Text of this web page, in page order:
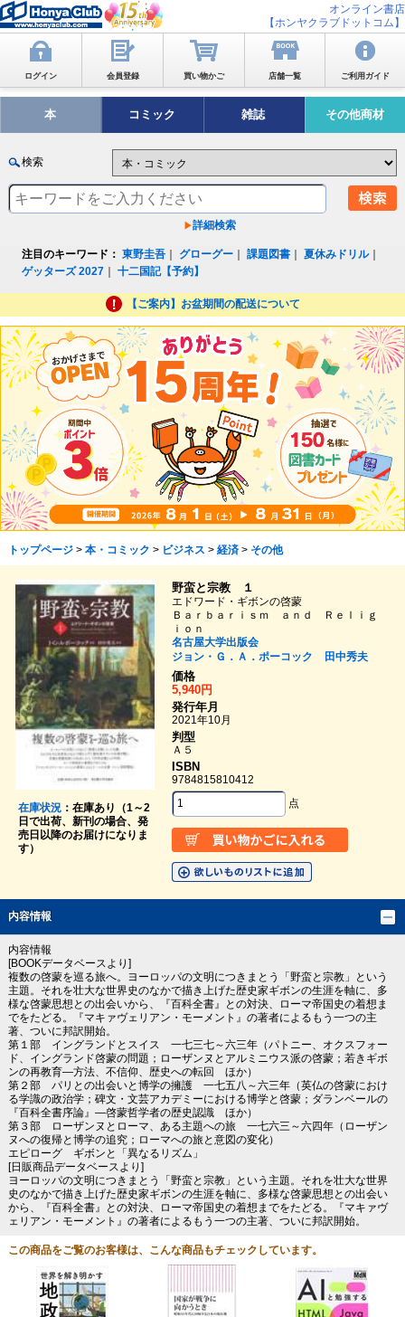
オンライン書店
【ホンヤクラブドットコム】
ログイン 会員登録 買い物かご 店舗一覧 ご利用ガイド
本 コミック 雑誌 その他商材
検索
詳細検索
注目のキーワード： 東野圭吾 グローグー ｜課題図書 ｜夏休みドリル｜
ゲッターズ 2027 ｜十二国記【予約】
【ご案内】お盆期間の配送について
トップページ> 本・コミック > ビジネス > 経済> その他
在庫状況：在庫あり（1～2
日で出荷、新刊の場合、発
売日以降のお届けになりま
す）
野蛮と宗教 １
エドワード・ギボンの啓蒙
Ｂａｒｂａｒｉｓｍ ａｎｄ Ｒｅｌｉｇ
ｉｏｎ
名古屋大学出版会
ジョン・Ｇ．Ａ．ポーコック
田中秀夫
価格
5,940円
発行年月
2021年10月
判型
Ａ５
ISBN
9784815810412
点
内容情報
内容情報
[BOOKデータベースより]
複数の啓蒙を巡る旅へ。ヨーロッパの文明につきまとう「野蛮と宗教」という
主題。それを壮大な世界史のなかで描き上げた歴史家ギボンの生涯を軸に、多
様な啓蒙思想との出会いから、『百科全書』との対決、ローマ帝国史の着想ま
でをたどる。『マキァヴェリアン・モーメント』の著者によるもう一つの主
著、ついに邦訳開始。
第１部 イングランドとスイス 一七三七～六三年（パトニー、オクスフォー
ド、イングランド啓蒙の問題；ローザンヌとアルミニウス派の啓蒙；若きギボ
ンの再教育―方法、不信仰、歴史への転回 ほか）
第２部 パリとの出会いと博学の擁護 一七五八～六三年（英仏の啓蒙におけ
る学識の政治学；碑文・文芸アカデミーにおける博学と啓蒙；ダランベールの
『百科全書序論』―啓蒙哲学者の歴史認識 ほか）
第３部 ローザンヌとローマ、ある主題への旅 一七六三～六四年（ローザン
ヌへの復帰と博学の追究；ローマへの旅と意図の変化）
エピローグ ギボンと「異なるリズム」
[日販商品データベースより]
ヨーロッパの文明につきまとう「野蛮と宗教」という主題。それを壮大な世界
史のなかで描き上げた歴史家ギボンの生涯を軸に、多様な啓蒙思想との出会い
から、『百科全書』との対決、ローマ帝国史の着想までをたどる。『マキァヴ
ェリアン・モーメント』の著者によるもう一つの主著、ついに邦訳開始。
この商品をご覧のお客様は、こんな商品もチェックしています。